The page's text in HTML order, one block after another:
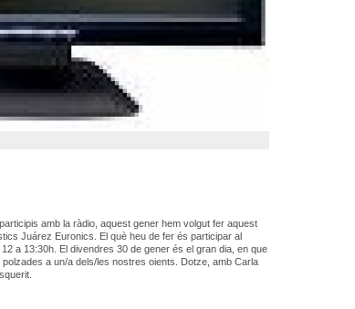
amb la ràdio, aquest gener hem volgut fer aquest
Juárez Euronics. El què heu de fer és participar al
a 13:30h. El divendres 30 de gener és el gran dia, en que
a un/a dels/les nostres oients. Dotze, amb Carla